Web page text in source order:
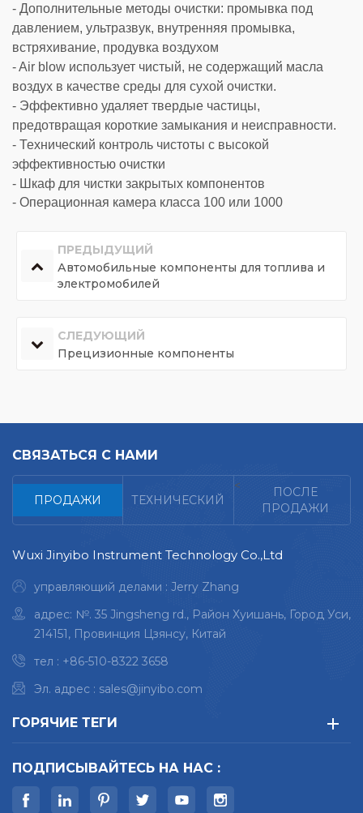
- Дополнительные методы очистки: промывка под
давлением, ультразвук, внутренняя промывка,
встряхивание, продувка воздухом
- Air blow использует чистый, не содержащий масла
воздух в качестве среды для сухой очистки.
- Эффективно удаляет твердые частицы,
предотвращая короткие замыкания и неисправности.
- Технический контроль чистоты с высокой
эффективностью очистки
- Шкаф для чистки закрытых компонентов
- Операционная камера класса 100 или 1000
ПРЕДЫДУЩИЙ
Автомобильные компоненты для топлива и
электромобилей
СЛЕДУЮЩИЙ
Прецизионные компоненты
СВЯЗАТЬСЯ С НАМИ
ПРОДАЖИ ТЕХНИЧЕСКИЙ
<
ПОСЛЕ
ПРОДАЖИ
Wuxi Jinyibo Instrument Technology Co.,Ltd
управляющий делами : Jerry Zhang
адрес: №. 35 Jingsheng rd., Район Хуишань, Город Уси,
214151, Провинция Цзянсу, Китай
тел : +86-510-8322 3658
Эл. адрес : sales@jinyibo.com
ГОРЯЧИЕ ТЕГИ
ПОДПИСЫВАЙТЕСЬ НА НАС :